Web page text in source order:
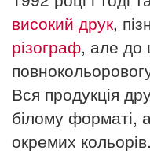
високий друк,
різограф, але до
Вся продукція
білому форматі,
окремих кольорів.